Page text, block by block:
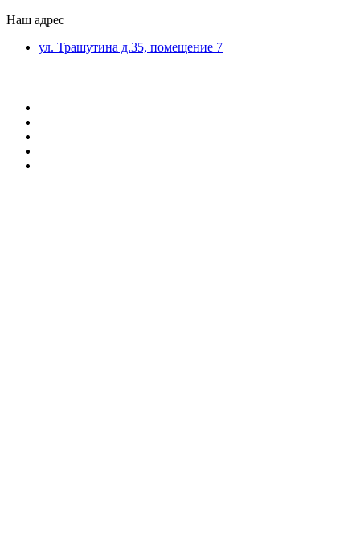
Наш адрес
ул. Трашутина д.35, помещение 7